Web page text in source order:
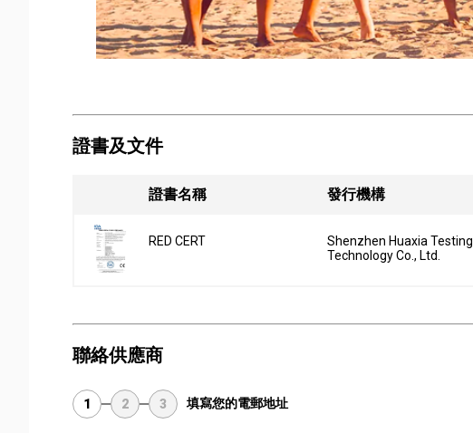
證書及文件
證書名稱 發行機構
RED CERT
Shenzhen Huaxia Testing
Technology Co., Ltd.
聯絡供應商
1 2 3 填寫您的電郵地址